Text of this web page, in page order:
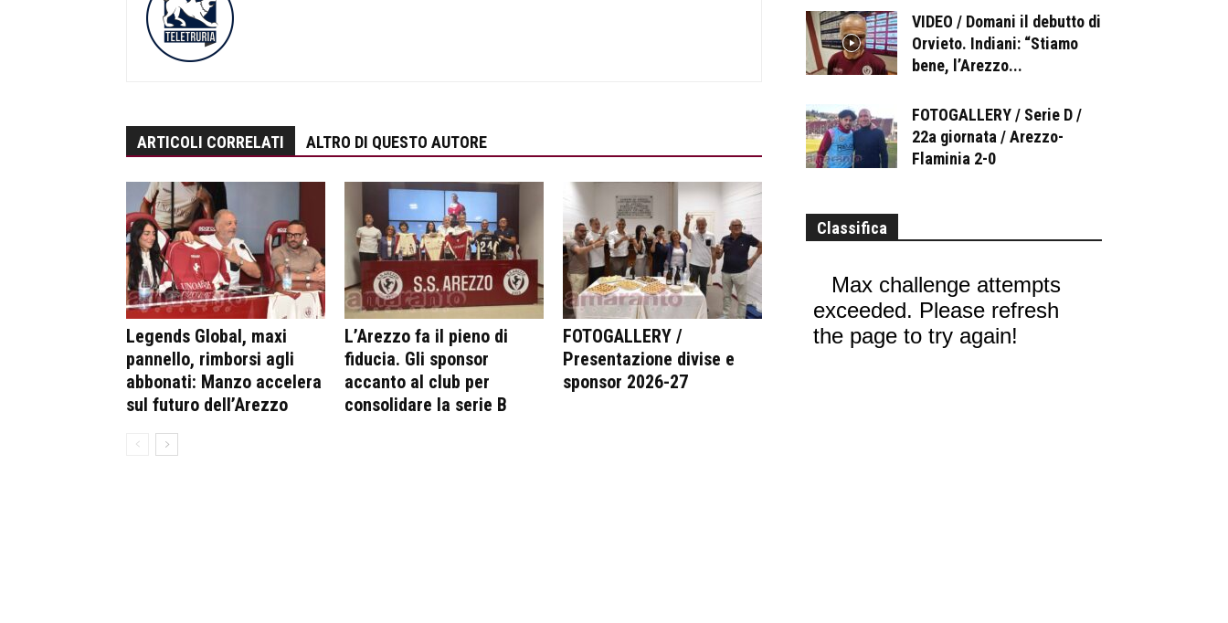
ARTICOLI CORRELATI ALTRO DI QUESTO AUTORE
Legends Global, maxi
pannello, rimborsi agli
abbonati: Manzo accelera
sul futuro dell’Arezzo
L’Arezzo fa il pieno di
fiducia. Gli sponsor
accanto al club per
consolidare la serie B
FOTOGALLERY /
Presentazione divise e
sponsor 2026-27
VIDEO / Domani il debutto di
Orvieto. Indiani: “Stiamo
bene, l’Arezzo...
FOTOGALLERY / Serie D /
22a giornata / Arezzo-
Flaminia 2-0
Classifica